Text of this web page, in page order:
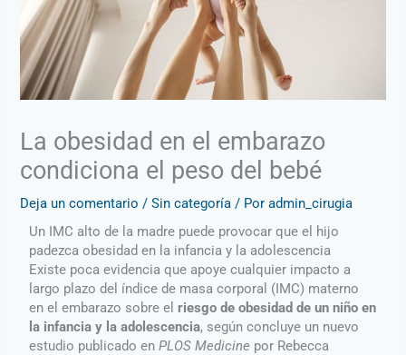
La obesidad en el embarazo
condiciona el peso del bebé
Deja un comentario /Sin categoría / Poradmin_cirugia
Un IMC alto de la madre puede provocar que el hijo
padezca obesidad en la infancia y la adolescencia
Existe poca evidencia que apoye cualquier impacto a
largo plazo del índice de masa corporal (IMC) materno
en el embarazo sobre el riesgo de obesidad de un niño en
la infancia y la adolescencia, según concluye un nuevo
estudio publicado enPLOS Medicine por Rebecca